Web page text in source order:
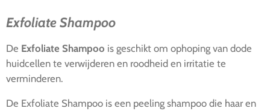
Exfoliate Shampoo
De Exfoliate Shampoo is geschikt om ophoping van dode
huidcellen te verwijderen en roodheid en irritatie te
verminderen.
De Exfoliate Shampoo is een peeling shampoo die haar en